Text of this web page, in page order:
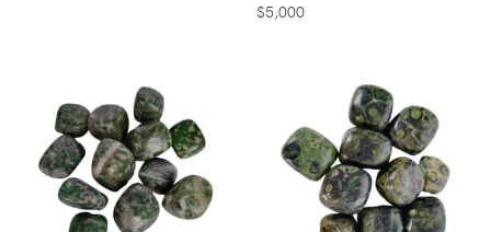
$5,000